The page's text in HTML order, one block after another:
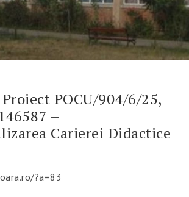
POCU/904/6/25,
–
Carierei Didactice
?a=83